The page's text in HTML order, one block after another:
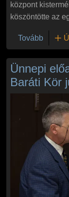
központ
köszöntötte az
Tovább(A
Ünnepi
Baráti Kör